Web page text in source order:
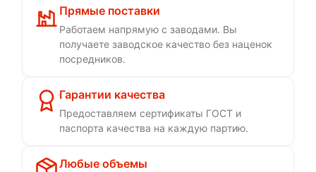
Прямые поставки
Работаем напрямую с заводами. Вы
получаете заводское качество без наценок
посредников.
Гарантии качества
Предоставляем сертификаты ГОСТ и
паспорта качества на каждую партию.
Любые объемы